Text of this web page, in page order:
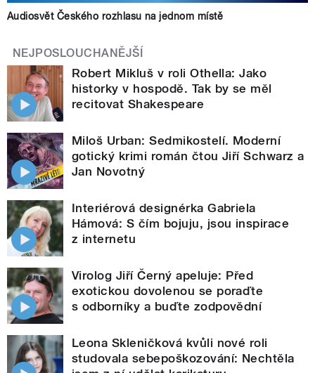
Audiosvět Českého rozhlasu na jednom místě
NEJPOSLOUCHANĚJŠÍ
Robert Mikluš v roli Othella: Jako
historky v hospodě. Tak by se měl
recitovat Shakespeare
Miloš Urban: Sedmikostelí. Moderní
gotický krimi román čtou Jiří Schwarz a
Jan Novotný
Interiérová designérka Gabriela
Hámová: S čím bojuju, jsou inspirace
z internetu
Virolog Jiří Černý apeluje: Před
exotickou dovolenou se poraďte
s odborníky a buďte zodpovědní
Leona Skleničková kvůli nové roli
studovala sebepoškozování: Nechtěla